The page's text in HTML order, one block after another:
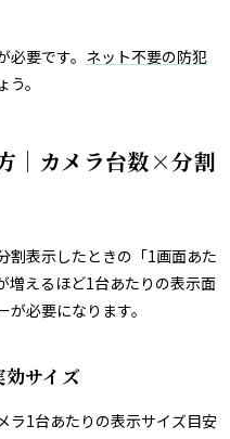
要です。 ネット不要の防犯
。
｜カメラ台数×分割
割表示したときの「1画面あた
増えるほど1台あたりの表示面
必要になります。
サイズ
ラ1台あたりの表示サイズ目安